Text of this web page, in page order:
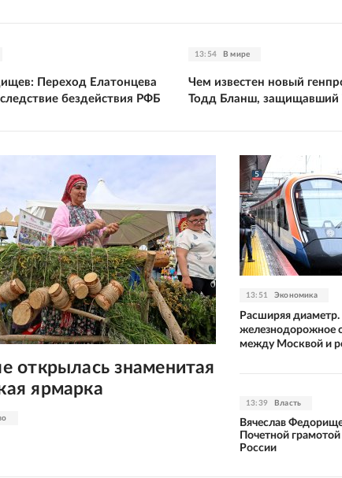
Переход Елатонцева
бездействия РФБ
13:54 В мире
Чем известен новый
Тодд Бланш, защищавший
открылась знаменитая
ярмарка
13:51 Экономика
Расширяя диаметр.
железнодорожное
между Москвой и
13:39 Власть
Вячеслав
Почетной
России